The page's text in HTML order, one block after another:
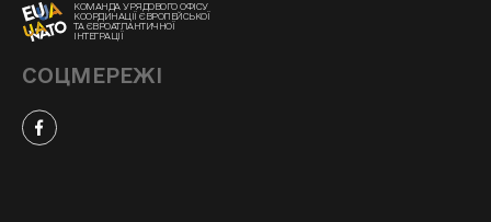
КОМАНДА УРЯДОВОГО ОФІСУ
КООРДИНАЦІЇ ЄВРОПЕЙСЬКОЇ
ТА ЄВРОАТЛАНТИЧНОЇ
ІНТЕГРАЦІЇ
СОЦМЕРЕЖІ